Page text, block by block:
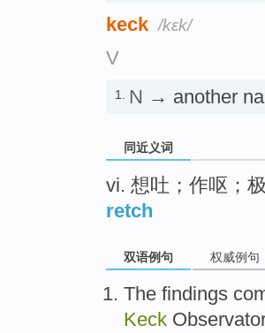
keck /kɛk/
V
1. N → another
同近义词
vi. 想吐；作呕；
retch
双语例句 权威例句
The findings
Keck